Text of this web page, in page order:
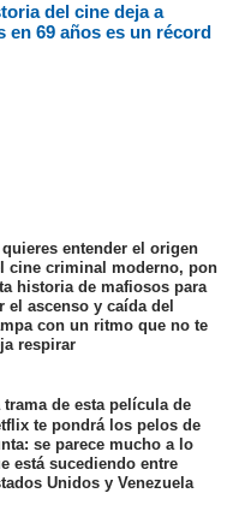
del cine deja a
en 69 años es un récord
entender el origen
cine criminal moderno, pon
historia de mafiosos para
el ascenso y caída del
con un ritmo que no te
respirar
trama de esta película de
te pondrá los pelos de
se parece mucho a lo
está sucediendo entre
Unidos y Venezuela